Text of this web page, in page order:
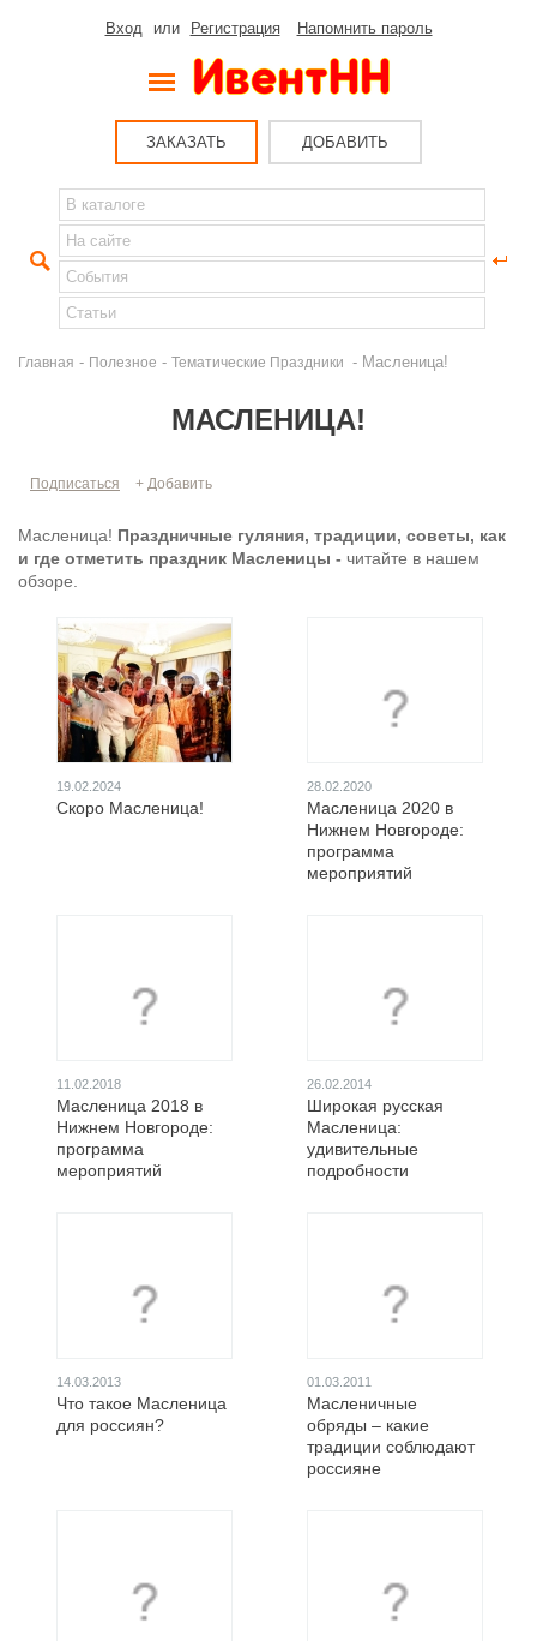
Вход или Регистрация Напомнить пароль
ЗАКАЗАТЬ ДОБАВИТЬ
Главная - Полезное - Тематические Праздники - Масленица!
МАСЛЕНИЦА!
Подписаться + Добавить
Масленица! Праздничные гуляния, традиции, советы, как
и где отметить праздник Масленицы - читайте в нашем
обзоре.
19.02.2024
Скоро Масленица!
28.02.2020
Масленица 2020 в
Нижнем Новгороде:
программа
мероприятий
11.02.2018
Масленица 2018 в
Нижнем Новгороде:
программа
мероприятий
26.02.2014
Широкая русская
Масленица:
удивительные
подробности
14.03.2013
Что такое Масленица
для россиян?
01.03.2011
Масленичные
обряды – какие
традиции соблюдают
россияне